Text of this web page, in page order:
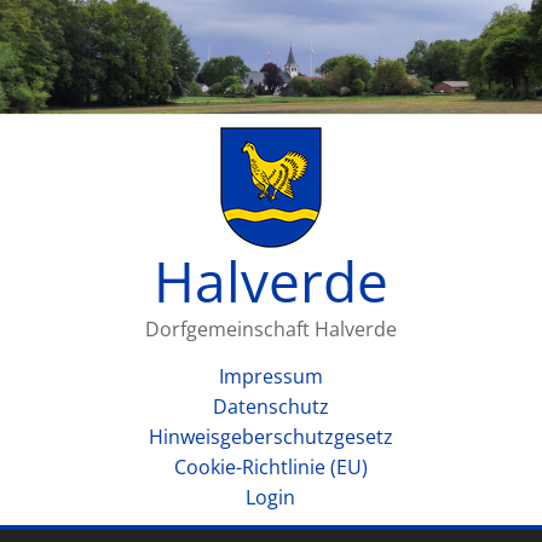
Halverde
Dorfgemeinschaft Halverde
Impressum
Datenschutz
Hinweisgeberschutzgesetz
Cookie-Richtlinie (EU)
Login